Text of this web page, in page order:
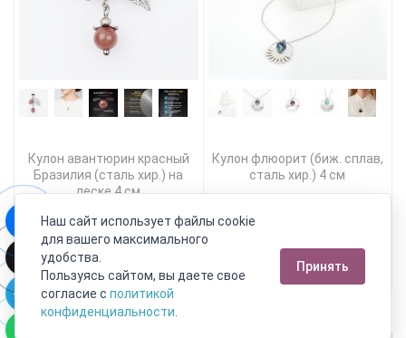
Кулон авантюрин красный
Бразилия (сталь хир.) на
леске 4 см
590 руб. 324 руб.
В корзину!
Кулон флюорит (биж. сплав,
сталь хир.) 4 см
1 090 руб.
В корзину!
Наш сайт использует файлы cookie
для вашего максимального
удобства.
Пользуясь сайтом, вы даете свое
согласие с политикой
конфиденциальности
Принять